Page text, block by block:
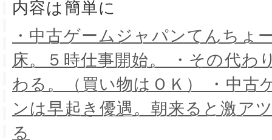
内容は簡単に
・中古ゲームジャパンてんちょ
床。５時仕事開始。 ・その代わ
わる。（買い物はＯＫ） ・中古
ンは早起き優遇。朝来ると激ア
る